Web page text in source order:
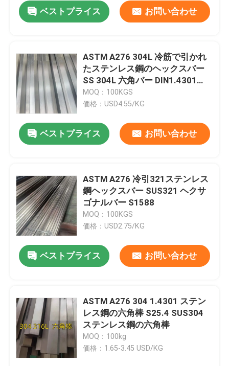
ベストプライス お問い合わせ
ASTM A276 304L 冷筋で引かれ
たステンレス鋼のヘックスバー
SS 304L 六角バー DIN1.4301
H11 耐容性
MOQ：100KGS
価格：USD4.55/KG
ベストプライス お問い合わせ
ASTM A276 冷引321ステンレス
鋼ヘックスバー SUS321 ヘクサ
ゴナルバー S1588
MOQ：100KGS
価格：USD2.75/KG
ベストプライス お問い合わせ
ASTM A276 304 1.4301 ステン
レス鋼の六角棒 S25.4 SUS304
ステンレス鋼の六角棒
MOQ：100kg
価格：1.65-3.45 USD/KG